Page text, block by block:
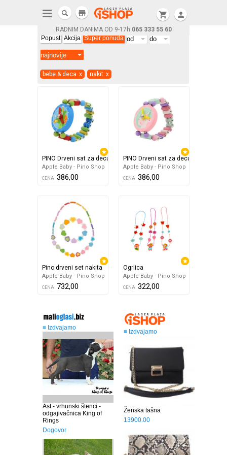
RADNIM DANIMA OD 9-17h 065 333 55 60
shopping_cart person
store
Popust Akcija Super ponuda
bebe & deca x nakit x
PINO Drveni sat za decu - Jednorog
Apple Baby - Pino Shop
CENA 386,00
PINO Drveni sat za decu - Jednorog
Apple Baby - Pino Shop
CENA 386,00
Pino drveni set nakita
Apple Baby - Pino Shop
CENA 732,00
Ogrlica
Apple Baby - Pino Shop
CENA 322,00